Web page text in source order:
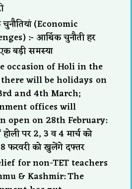
(Economic
:- आर्थिक चुनौती हर
बड़ी समस्या
occasion of Holi in the
will be holidays on
and 4th March;
offices will
open on 28th February:
पर 2, 3 व 4 मार्च को
फरवरी को खुलेंगे दफ्तर
for non-TET teachers
& Kashmir: The